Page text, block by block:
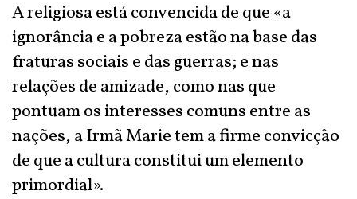
A religiosa está convencida de que «a
ignorância e a pobreza estão na base das
fraturas sociais e das guerras; e nas
relações de amizade, como nas que
pontuam os interesses comuns entre as
nações, a Irmã Marie tem a firme convicção
de que a cultura constitui um elemento
primordial».